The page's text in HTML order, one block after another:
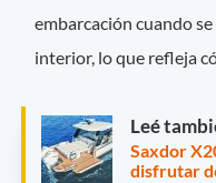
embarcación cuando
interior, lo que refleja
Leé
Saxdor
disfrutar